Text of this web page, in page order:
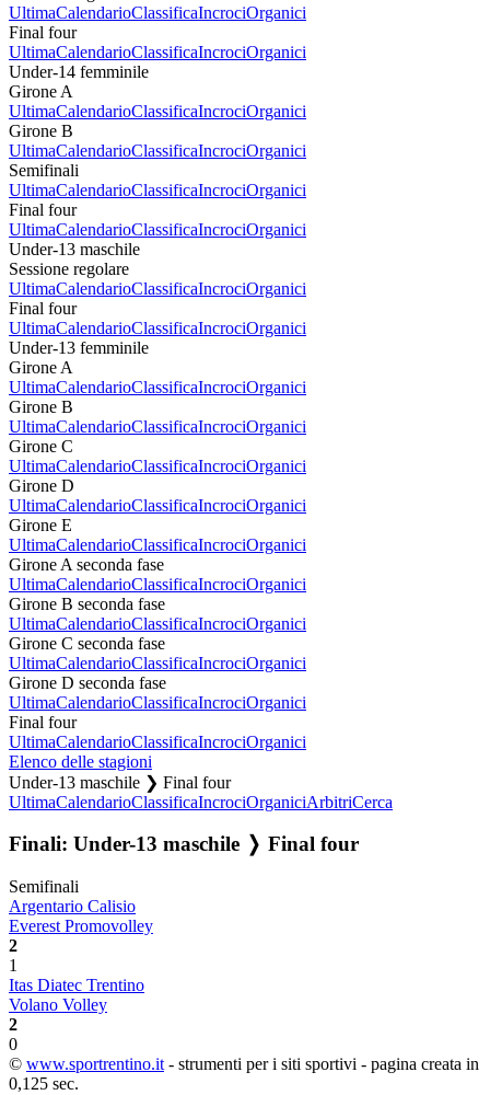
UltimaCalendarioClassificaIncrociOrganici
Final four
UltimaCalendarioClassificaIncrociOrganici
Under-14 femminile
Girone A
UltimaCalendarioClassificaIncrociOrganici
Girone B
UltimaCalendarioClassificaIncrociOrganici
Semifinali
UltimaCalendarioClassificaIncrociOrganici
Final four
UltimaCalendarioClassificaIncrociOrganici
Under-13 maschile
Sessione regolare
UltimaCalendarioClassificaIncrociOrganici
Final four
UltimaCalendarioClassificaIncrociOrganici
Under-13 femminile
Girone A
UltimaCalendarioClassificaIncrociOrganici
Girone B
UltimaCalendarioClassificaIncrociOrganici
Girone C
UltimaCalendarioClassificaIncrociOrganici
Girone D
UltimaCalendarioClassificaIncrociOrganici
Girone E
UltimaCalendarioClassificaIncrociOrganici
Girone A seconda fase
UltimaCalendarioClassificaIncrociOrganici
Girone B seconda fase
UltimaCalendarioClassificaIncrociOrganici
Girone C seconda fase
UltimaCalendarioClassificaIncrociOrganici
Girone D seconda fase
UltimaCalendarioClassificaIncrociOrganici
Final four
UltimaCalendarioClassificaIncrociOrganici
Elenco delle stagioni
Under-13 maschile ❯ Final four
UltimaCalendarioClassificaIncrociOrganiciArbitriCerca
Finali: Under-13 maschile ❭ Final four
Semifinali
Argentario Calisio
Everest Promovolley
2
1
Itas Diatec Trentino
Volano Volley
2
0
© www.sportrentino.it - strumenti per i siti sportivi - pagina creata in
0,125 sec.